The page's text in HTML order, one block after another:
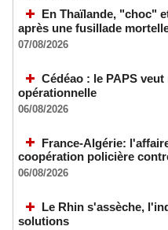
En Thaïlande, "choc"
après une fusillade
07/08/2026
Cédéao : le PAPS
opérationnelle
06/08/2026
France-Algérie:
coopération policière
06/08/2026
Le Rhin s'assèche,
solutions